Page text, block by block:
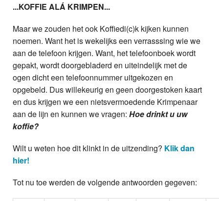
...KOFFIE ALÁ KRIMPEN...
Maar we zouden het ook Koffiedi(c)k kijken kunnen
noemen. Want het is wekelijks een verrasssing wie we
aan de telefoon krijgen. Want, het telefoonboek wordt
gepakt, wordt doorgebladerd en uiteindelijk met de
ogen dicht een telefoonnummer uitgekozen en
opgebeld. Dus willekeurig en geen doorgestoken kaart
en dus krijgen we een nietsvermoedende Krimpenaar
aan de lijn en kunnen we vragen:Hoe drinkt u uw
koffie?
Wilt u weten hoe dit klinkt in de uitzending? Klik dan
hier!
Tot nu toe werden de volgende antwoorden gegeven: